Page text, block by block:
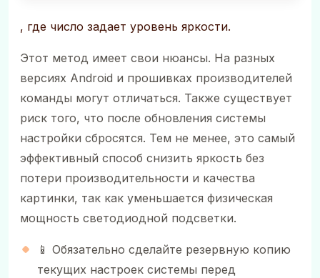
, где число задает уровень яркости.
Этот метод имеет свои нюансы. На разных
версиях Android и прошивках производителей
команды могут отличаться. Также существует
риск того, что после обновления системы
настройки сбросятся. Тем не менее, это самый
эффективный способ снизить яркость без
потери производительности и качества
картинки, так как уменьшается физическая
мощность светодиодной подсветки.
📱 Обязательно сделайте резервную копию
текущих настроек системы перед